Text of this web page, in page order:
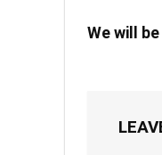
We will